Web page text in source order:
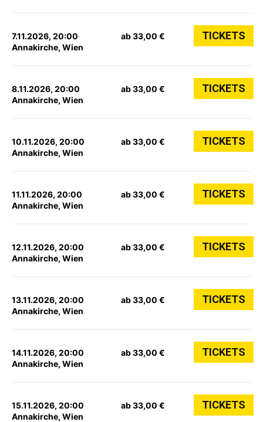
7.11.2026, 20:00
Annakirche, Wien
ab 33,00 € TICKETS
8.11.2026, 20:00
Annakirche, Wien
ab 33,00 € TICKETS
10.11.2026, 20:00
Annakirche, Wien
ab 33,00 € TICKETS
11.11.2026, 20:00
Annakirche, Wien
ab 33,00 € TICKETS
12.11.2026, 20:00
Annakirche, Wien
ab 33,00 € TICKETS
13.11.2026, 20:00
Annakirche, Wien
ab 33,00 € TICKETS
14.11.2026, 20:00
Annakirche, Wien
ab 33,00 € TICKETS
15.11.2026, 20:00
Annakirche, Wien
ab 33,00 € TICKETS